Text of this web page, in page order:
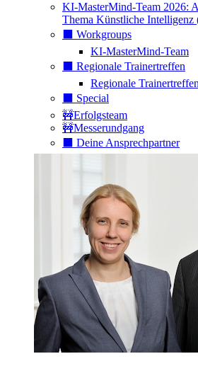
KI-MasterMind-Team 2026:
Thema Künstliche Intelligenz
⬛️ Workgroups
KI-MasterMind-Team
⬛️ Regionale Trainertreffen
Regionale Trainertreffen
⬛️ Special
🚧Erfolgsteam
🚧Messerundgang
⬛️ Deine Ansprechpartner